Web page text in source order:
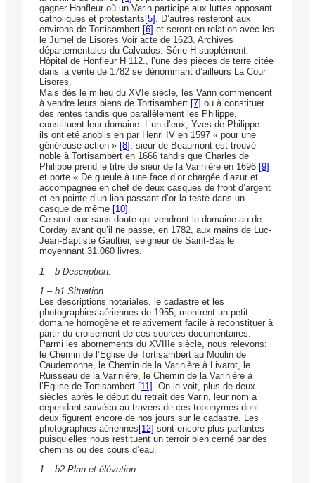
gagner Honfleur où un Varin participe aux luttes opposant
catholiques et protestants [5] . D’autres resteront aux
environs de Tortisambert [6] et seront en relation avec les
le Jumel de Lisores Voir acte de 1623. Archives
départementales du Calvados. Série H supplément.
Hôpital de Honfleur H 112., l’une des pièces de terre citée
dans la vente de 1782 se dénommant d’ailleurs La Cour
Lisores.
Mais dès le milieu du XVIe siècle, les Varin commencent
à vendre leurs biens de Tortisambert [7] ou à constituer
des rentes tandis que parallèlement les Philippe,
constituent leur domaine. L’un d’eux, Yves de Philippe –
ils ont été anoblis en par Henri IV en 1597 « pour une
généreuse action » [8] , sieur de Beaumont est trouvé
noble à Tortisambert en 1666 tandis que Charles de
Philippe prend le titre de sieur de la Varinière en 1696 [9]
et porte « De gueule à une face d’or chargée d’azur et
accompagnée en chef de deux casques de front d’argent
et en pointe d’un lion passant d’or la teste dans un
casque de même [10] .
Ce sont eux sans doute qui vendront le domaine au de
Corday avant qu’il ne passe, en 1782, aux mains de Luc-
Jean-Baptiste Gaultier, seigneur de Saint-Basile
moyennant 31.060 livres.
1 – b Description.
1 – b1 Situation.
Les descriptions notariales, le cadastre et les
photographies aériennes de 1955, montrent un petit
domaine homogène et relativement facile à reconstituer à
partir du croisement de ces sources documentaires.
Parmi les abornements du XVIIIe siècle, nous relevons:
le Chemin de l’Eglise de Tortisambert au Moulin de
Caudemonne, le Chemin de la Varinière à Livarot, le
Ruisseau de la Varinière, le Chemin de la Varinière à
l’Eglise de Tortisambert [11] . On le voit, plus de deux
siècles après le début du retrait des Varin, leur nom a
cependant survécu au travers de ces toponymes dont
deux figurent encore de nos jours sur le cadastre. Les
photographies aériennes [12] sont encore plus parlantes
puisqu’elles nous restituent un terroir bien cerné par des
chemins ou des cours d’eau.
1 – b2 Plan et élévation.